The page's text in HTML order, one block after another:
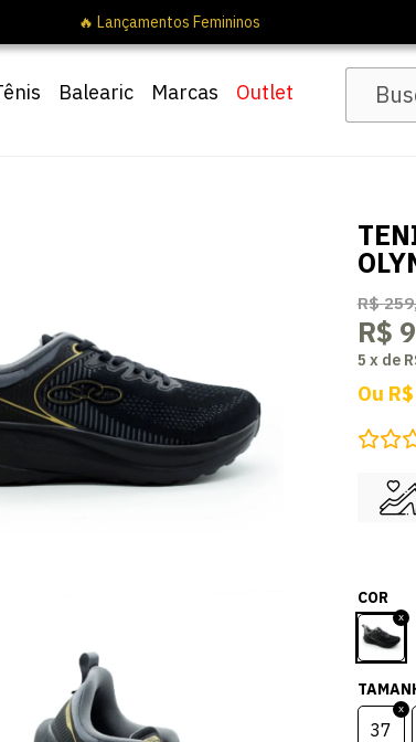
Balearic Marcas Outlet
R$
R$
5 x de
Ou
COR
37